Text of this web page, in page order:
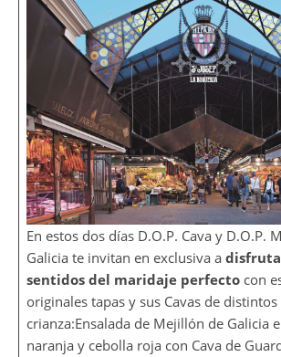
En estos dos días D.O.P. Cava y D.O.P.
Galicia te invitan en exclusiva a
sentidos del maridaje perfecto con
originales tapas y sus Cavas de distintos
crianza:Ensalada de Mejillón de Galicia
naranja y cebolla roja con Cava de